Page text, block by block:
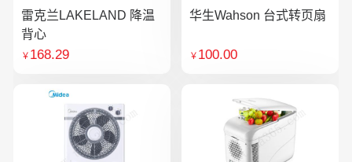
雷克兰LAKELAND 降温
背心
￥ 168.29
华生Wahson 台式转页扇
￥ 100.00